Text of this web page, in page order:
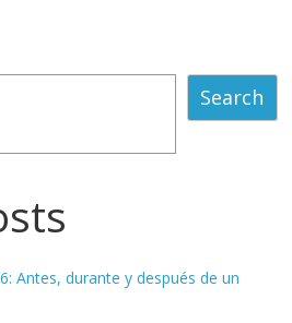
Search
Antes, durante y después de un